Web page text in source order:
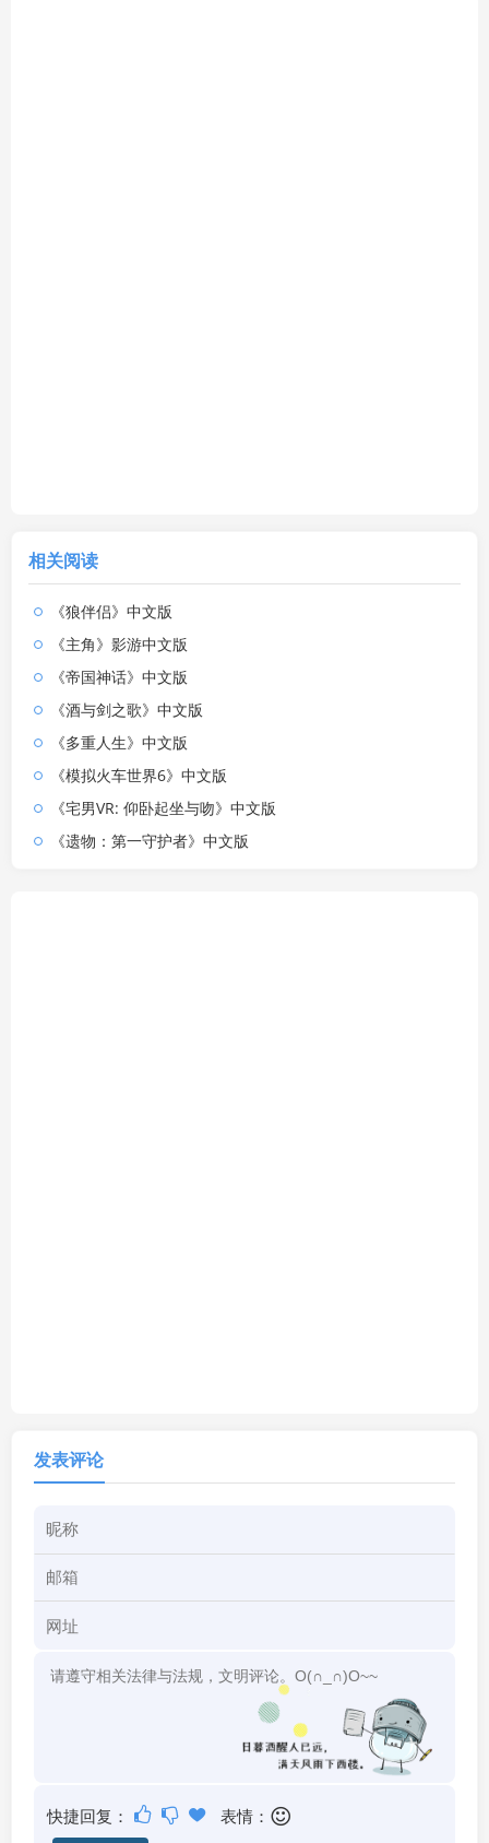
相关阅读
《狼伴侣》中文版
《主角》影游中文版
《帝国神话》中文版
《酒与剑之歌》中文版
《多重人生》中文版
《模拟火车世界6》中文版
《宅男VR: 仰卧起坐与吻》中文版
《遗物：第一守护者》中文版
发表评论
快捷回复： 表情：